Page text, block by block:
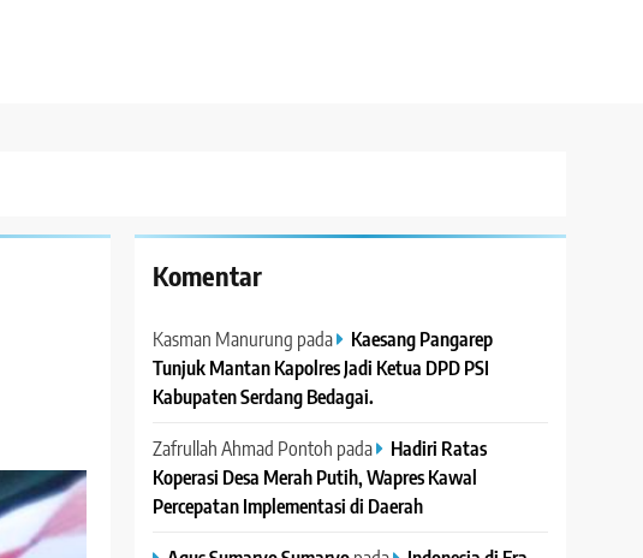
Komentar
Kasman Manurung pada
Kaesang Pangarep
Tunjuk Mantan Kapolres Jadi Ketua DPD PSI
Kabupaten Serdang Bedagai. ‎ ‎
Zafrullah Ahmad Pontoh pada
Hadiri Ratas
Koperasi Desa Merah Putih, Wapres Kawal
Percepatan Implementasi di Daerah